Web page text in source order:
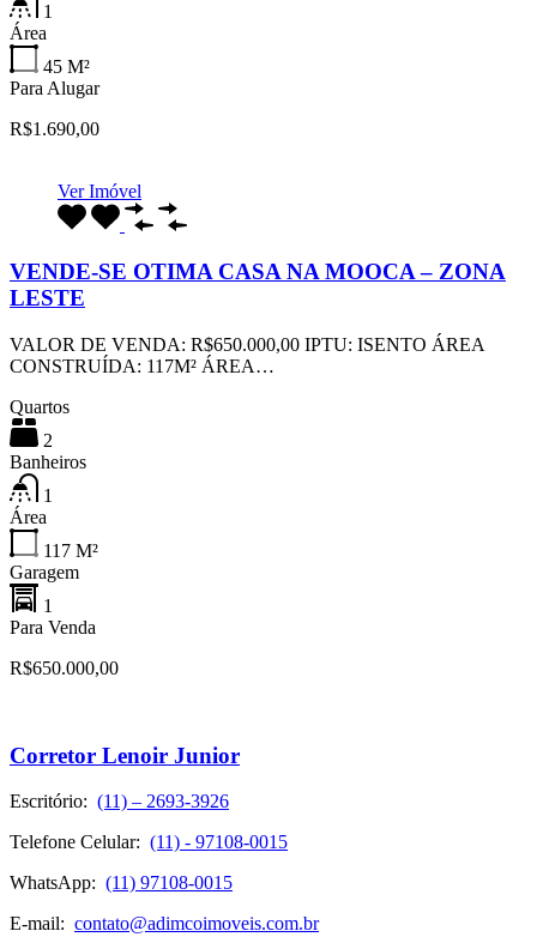
1
Área
45 M²
Para Alugar
R$1.690,00
Ver Imóvel
VENDE-SE OTIMA CASA NA MOOCA – ZONA
LESTE
VALOR DE VENDA: R$650.000,00 IPTU: ISENTO ÁREA
CONSTRUÍDA: 117M² ÁREA…
Quartos
2
Banheiros
1
Área
117 M²
Garagem
1
Para Venda
R$650.000,00
Corretor Lenoir Junior
Escritório: (11) – 2693-3926
Telefone Celular: (11) - 97108-0015
WhatsApp: (11) 97108-0015
E-mail: contato@adimcoimoveis.com.br